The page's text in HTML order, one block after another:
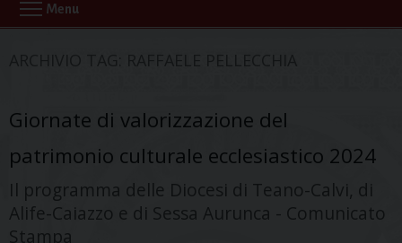
Menu
Giornate di valorizzazione del
patrimonio culturale ecclesiastico 2024
Il programma delle Diocesi di Teano-Calvi, di
Alife-Caiazzo e di Sessa Aurunca - Comunicato
Stampa